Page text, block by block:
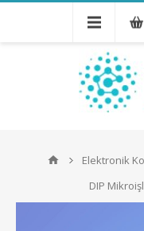
Elektronik
DIP